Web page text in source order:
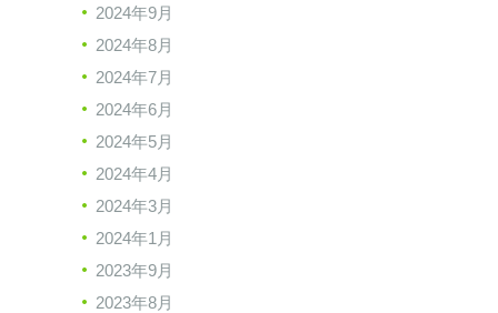
2024年9月
2024年8月
2024年7月
2024年6月
2024年5月
2024年4月
2024年3月
2024年1月
2023年9月
2023年8月